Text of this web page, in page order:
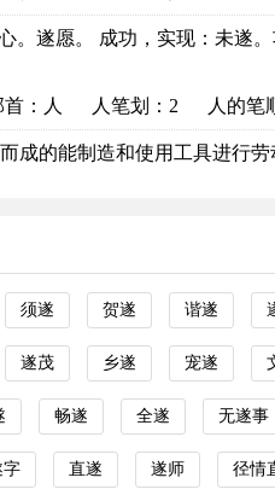
。遂愿。 成功，实现：未遂
首 ：人 人笔划：2 人的笔
成的能制造和使用工具进行
须遂 贺遂 谐遂
遂茂 乡遂 宠遂
畅遂 全遂 无遂事
字 直遂 遂师 径情